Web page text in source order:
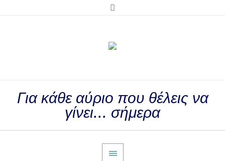
Για κάθε αύριο που θέλεις να
γίνει... σήμερα